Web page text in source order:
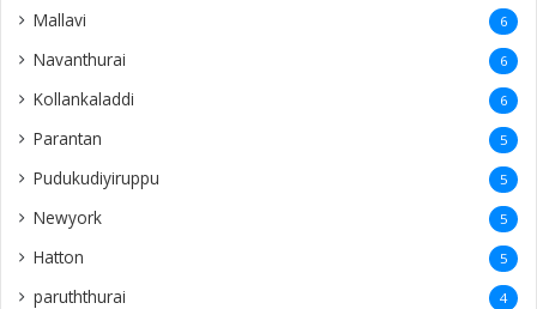
Mallavi 6
Navanthurai 6
Kollankaladdi 6
Parantan 5
Pudukudiyiruppu 5
Newyork 5
Hatton 5
paruththurai 4